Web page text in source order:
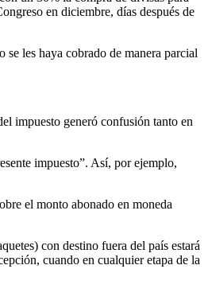
en diciembre, días después de
se les haya cobrado de manera parcial
impuesto generó confusión tanto en
impuesto”. Así, por ejemplo,
el monto abonado en moneda
con destino fuera del país estará
cuando en cualquier etapa de la